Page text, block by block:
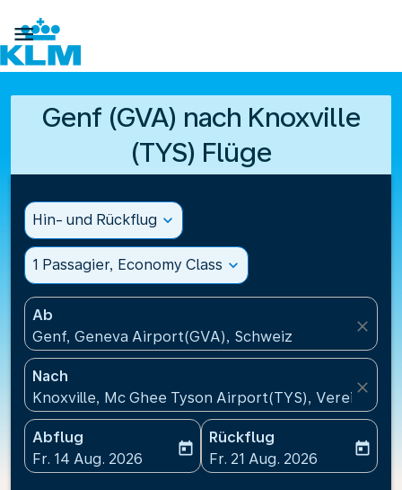

Genf (GVA) nach Knoxville
(TYS) Flüge
Hin- und Rückflug expand_more
1 Passagier, Economy Class expand_more
Ab
Genf, Geneva Airport(GVA), Schweiz
close
Nach
Knoxville, Mc Ghee Tyson Airport(TYS), Vereinigte
close
Abflug
fc-booking-departure-date-aria-label
Fr. 14 Aug. 2026
today
Rückflug
fc-booking-return-date-
Fr. 21 Aug. 2026
today